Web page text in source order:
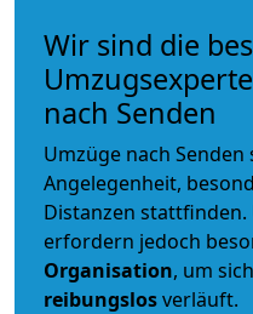
Wir sind die
nach Senden
Umzüge nach
Angelegenheit,
Distanzen stattfinden.
erfordern jedoch
Organisation, um
reibungslosverläuft.